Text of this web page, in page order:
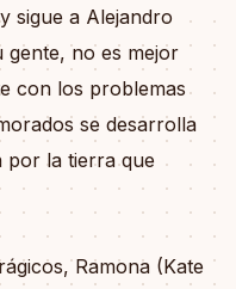
sigue a Alejandro
no es mejor
con los problemas
se desarrolla
por la tierra que
Ramona (Kate